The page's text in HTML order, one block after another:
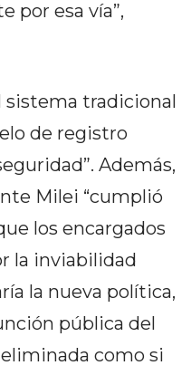
por esa vía”,
sistema tradicional
de registro
Además,
Milei “cumplió
los encargados
la inviabilidad
la nueva política,
pública del
como si